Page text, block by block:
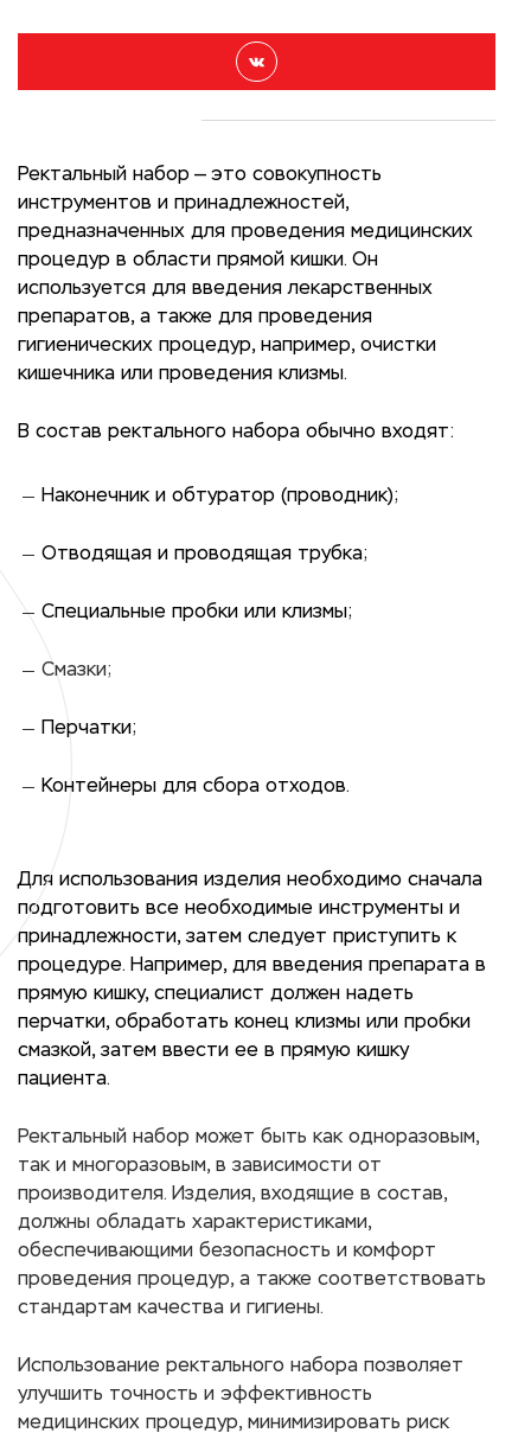
Ректальный набор — это совокупность
инструментов и принадлежностей,
предназначенных для проведения медицинских
процедур в области прямой кишки. Он
используется для введения лекарственных
препаратов, а также для проведения
гигиенических процедур, например, очистки
кишечника или проведения клизмы.
В состав ректального набора обычно входят:
Наконечник и обтуратор (проводник);
Отводящая и проводящая трубка;
Специальные пробки или клизмы;
Смазки;
Перчатки;
Контейнеры для сбора отходов.
Для использования изделия необходимо сначала
подготовить все необходимые инструменты и
принадлежности, затем следует приступить к
процедуре. Например, для введения препарата в
прямую кишку, специалист должен надеть
перчатки, обработать конец клизмы или пробки
смазкой, затем ввести ее в прямую кишку
пациента.
Ректальный набор может быть как одноразовым,
так и многоразовым, в зависимости от
производителя. Изделия, входящие в состав,
должны обладать характеристиками,
обеспечивающими безопасность и комфорт
проведения процедур, а также соответствовать
стандартам качества и гигиены.
Использование ректального набора позволяет
улучшить точность и эффективность
медицинских процедур, минимизировать риск